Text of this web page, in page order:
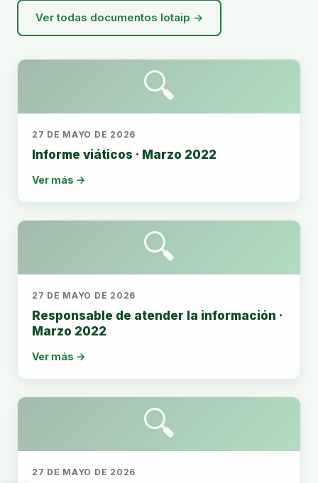
Ver todas documentos lotaip →
🔍
27 DE MAYO DE 2026
Informe viáticos · Marzo 2022
Ver más →
🔍
27 DE MAYO DE 2026
Responsable de atender la información ·
Marzo 2022
Ver más →
🔍
27 DE MAYO DE 2026